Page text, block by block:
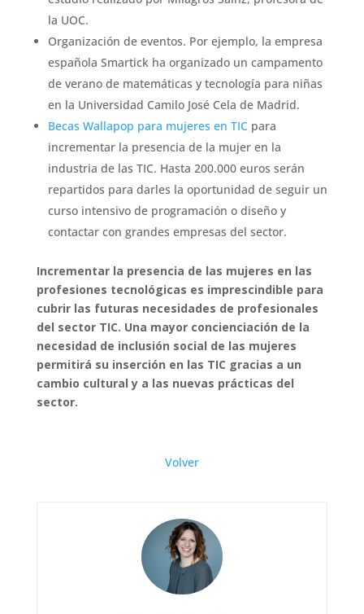
la UOC.
Organización de eventos. Por ejemplo, la empresa
española Smartick ha organizado un campamento
de verano de matemáticas y tecnología para niñas
en la Universidad Camilo José Cela de Madrid.
Becas Wallapop para mujeres en TICpara
incrementar la presencia de la mujer en la
industria de las TIC. Hasta 200.000 euros serán
repartidos para darles la oportunidad de seguir un
curso intensivo de programación o diseño y
contactar con grandes empresas del sector.
Incrementar la presencia de las mujeres en las
profesiones tecnológicas es imprescindible para
cubrir las futuras necesidades de profesionales
del sector TIC. Una mayor concienciación de la
necesidad de inclusión social de las mujeres
permitirá su inserción en las TIC gracias a un
cambio cultural y a las nuevas prácticas del
sector.
Volver